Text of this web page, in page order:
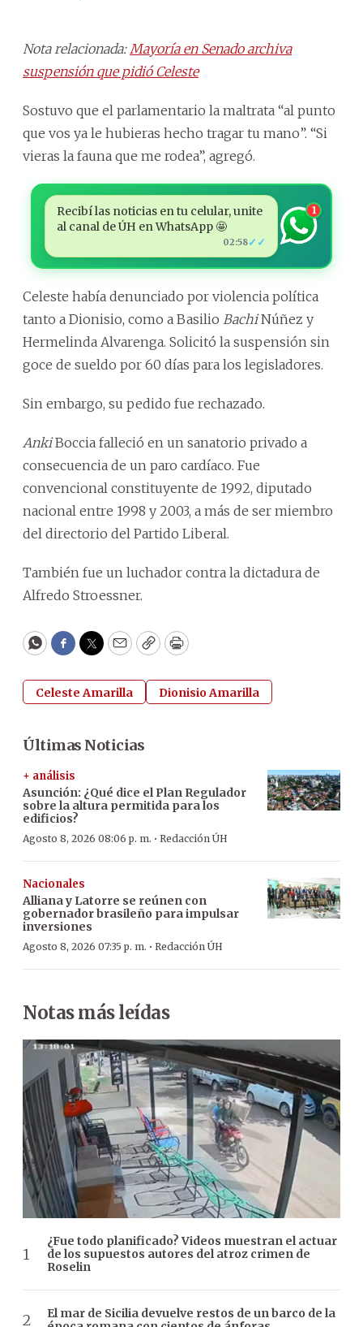
Nota relacionada: Mayoría en Senado archiva
suspensión que pidió Celeste
Sostuvo que el parlamentario la maltrata “al punto
que vos ya le hubieras hecho tragar tu mano”. “Si
vieras la fauna que me rodea”, agregó.
Recibí las noticias en tu celular, unite
al canal de ÚH en WhatsApp 🤩
02:58✓✓
1
Celeste había denunciado por violencia política
tanto a Dionisio, como a Basilio BachiNúñez y
Hermelinda Alvarenga. Solicitó la suspensión sin
goce de sueldo por 60 días para los legisladores.
Sin embargo, su pedido fue rechazado.
AnkiBoccia falleció en un sanatorio privado a
consecuencia de un paro cardíaco. Fue
convencional constituyente de 1992, diputado
nacional entre 1998 y 2003, a más de ser miembro
del directorio del Partido Liberal.
También fue un luchador contra la dictadura de
Alfredo Stroessner.
WhatsApp
Facebook
Twitter
EmailCopyPrint
Celeste Amarilla Dionisio Amarilla
Últimas Noticias
+ análisis
Asunción: ¿Qué dice el Plan Regulador
sobre la altura permitida para los
edificios?
Agosto 8, 2026 08:06 p. m. · Redacción ÚH
Nacionales
Alliana y Latorre se reúnen con
gobernador brasileño para impulsar
inversiones
Agosto 8, 2026 07:35 p. m. · Redacción ÚH
Notas más leídas
¿Fue todo planificado? Videos muestran el actuar
de los supuestos autores del atroz crimen de
Roselin
El mar de Sicilia devuelve restos de un barco de la